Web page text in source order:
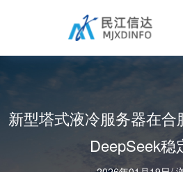
新型塔式液冷服务器在
DeepSeek稳